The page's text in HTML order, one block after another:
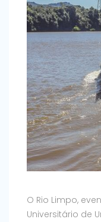
O Rio Limpo,
Universitário de